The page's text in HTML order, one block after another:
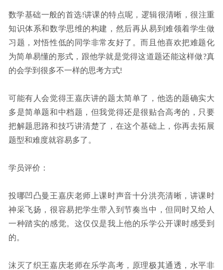
数学基础一般的首选!讲课的特点呢，逻辑很清晰，很注重
知识体系和数学思维的构建，然后再从易到难领着学生做
习题，对悟性低的同学非常友好了。而且他喜欢把难题化
为简单易懂的形式，跟他学就是觉得这道题还能这样做?真
的会学到很多不一样的思考方式!
可能有人会觉得王嘉庆讲的题太简单了，他选的题确实大
多是简单题和中档题，但我觉得还是很贴合高考的，只要
把解题思路和技巧讲清楚了，在这个基础上，你再去拓展
题型和难度就容易多了。
学员评价：
投哪凹凸曼王嘉庆老师上课时声音十分洪亮清晰，讲课时
神采飞扬，很容易把学生带入到节奏当中，但同时又给人
一种踏实的感觉。这仅仅是我上他的乐学公开课时感受到
的。
沫灭了织王嘉庆老师在乐学高考，原理极其通透，水平非